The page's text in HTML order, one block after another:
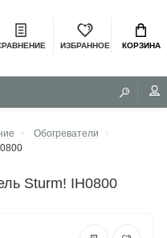
ИЗБРАННОЕ КОРЗИНА
Обогреватели
Sturm! IH0800